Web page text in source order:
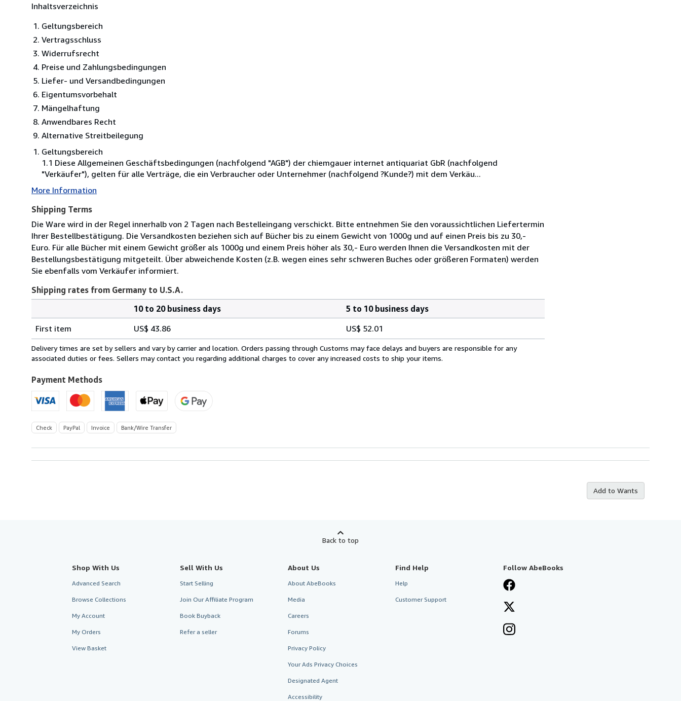
Inhaltsverzeichnis
Geltungsbereich
Vertragsschluss
Widerrufsrecht
Preise und Zahlungsbedingungen
Liefer- und Versandbedingungen
Eigentumsvorbehalt
Mängelhaftung
Anwendbares Recht
Alternative Streitbeilegung
Geltungsbereich
1.1 Diese Allgemeinen Geschäftsbedingungen (nachfolgend "AGB") der chiemgauer internet antiquariat GbR (nachfolgend
"Verkäufer"), gelten für alle Verträge, die ein Verbraucher oder Unternehmer (nachfolgend ?Kunde?) mit dem Verkäu...
More Information
Shipping Terms
Die Ware wird in der Regel innerhalb von 2 Tagen nach Bestelleingang verschickt. Bitte entnehmen Sie den voraussichtlichen Liefertermin
Ihrer Bestellbestätigung. Die Versandkosten beziehen sich auf Bücher bis zu einem Gewicht von 1000g und auf einen Preis bis zu 30,-
Euro. Für alle Bücher mit einem Gewicht größer als 1000g und einem Preis höher als 30,- Euro werden Ihnen die Versandkosten mit der
Bestellungsbestätigung mitgeteilt. Über abweichende Kosten (z.B. wegen eines sehr schweren Buches oder größeren Formaten) werden
Sie ebenfalls vom Verkäufer informiert.
Shipping rates from Germany to U.S.A.
rates
from
Germany
U.S.A.
10 to 20 business days
5 to 10 business days
First item
US$ 43.86 US$ 52.01
Delivery times are set by sellers and vary by carrier and location. Orders passing through Customs may face delays and buyers are responsible for any
associated duties or fees. Sellers may contact you regarding additional charges to cover any increased costs to ship your items.
Payment Methods
Check PayPal Invoice Bank/Wire Transfer
Add to Wants
Back to top
Shop With Us
Advanced Search
Browse Collections
My Account
My Orders
View Basket
Sell With Us
Start Selling
Join Our Affiliate Program
Book Buyback
Refer a seller
About Us
About AbeBooks
Media
Careers
Forums
Privacy Policy
Your Ads Privacy Choices
Designated Agent
Accessibility
Find Help
Help
Customer Support
Follow AbeBooks